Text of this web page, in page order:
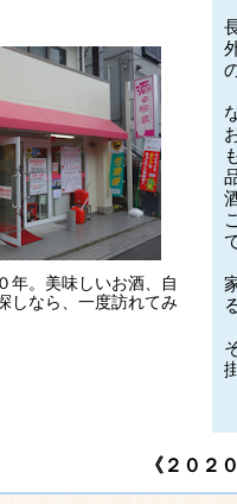
年。美味しいお酒、自
しなら、一度訪れてみ
《２０２